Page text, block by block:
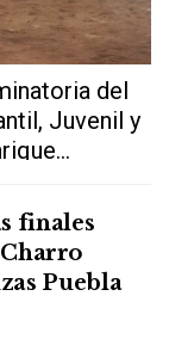
del
Juvenil y
finales
Puebla